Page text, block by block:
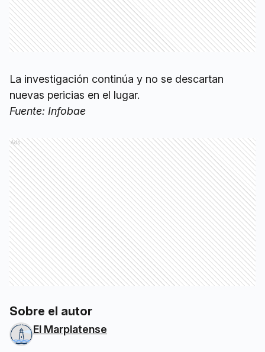
La investigación continúa y no se descartan
nuevas pericias en el lugar.
Fuente: Infobae
Ads
Sobre el autor
El Marplatense